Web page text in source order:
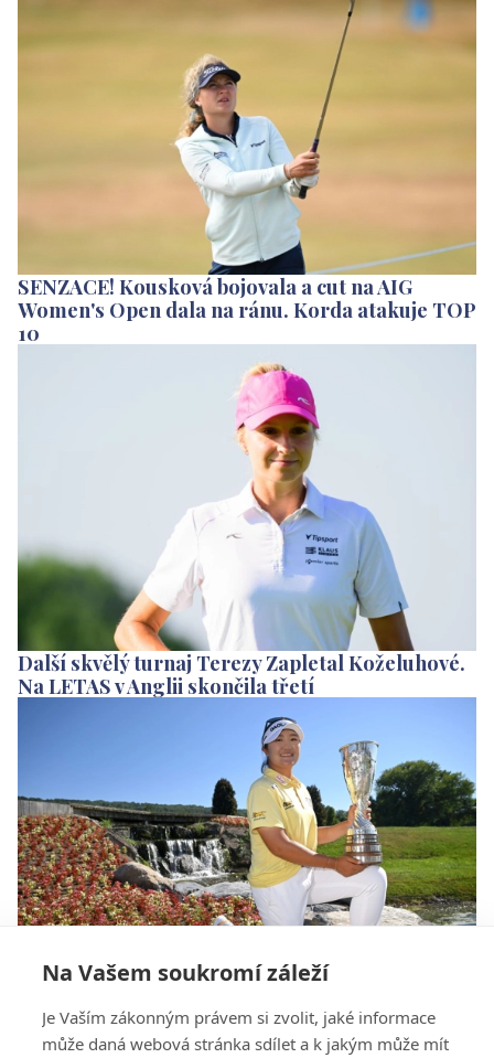
Na Vašem soukromí záleží
Je Vaším zákonným právem si zvolit, jaké informace
může daná webová stránka sdílet a k jakým může mít
SENZACE! Kousková bojovala a cut na AIG
Women's Open dala na ránu. Korda atakuje TOP
10
Další skvělý turnaj Terezy Zapletal Koželuhové.
Na LETAS v Anglii skončila třetí
Ryu ovládla v Evianu po play off druhý major v
řadě. Kousková dohrála v šesté desítce